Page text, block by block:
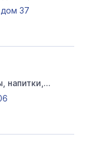
37
напитки​,
ягоды,